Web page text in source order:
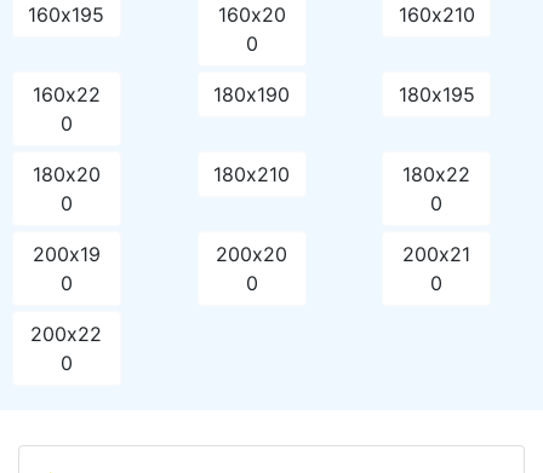
160х195
160х20
0
160х210
160х22
0
180х190 180х195
180х20
0
180х210
180х22
0
200х19
0
200х20
0
200х21
0
200х22
0